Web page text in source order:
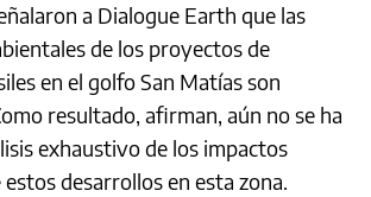
a Dialogue Earth que las
de los proyectos de
en el golfo San Matías son
resultado, afirman, aún no se ha
exhaustivo de los impactos
desarrollos en esta zona.